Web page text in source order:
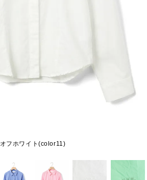
オフホワイト(color11)